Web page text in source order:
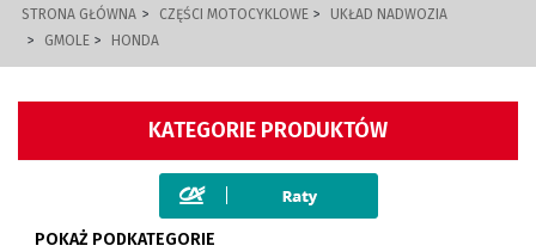
STRONA GŁÓWNA CZĘŚCI MOTOCYKLOWE
UKŁAD NADWOZIA
GMOLE
HONDA
KATEGORIE PRODUKTÓW
POKAŻ PODKATEGORIE